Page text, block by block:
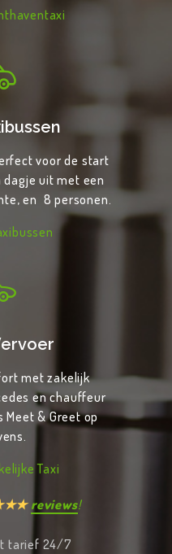
voor de start
uit met een
en 8 personen.
met zakelijk
en chauffeur
Meet & Greet op
Taxi
reviews!
tarief 24/7